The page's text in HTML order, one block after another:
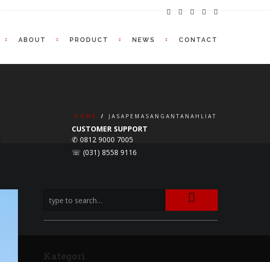
ABOUT PRODUCT NEWS CONTACT
HOME / JASAPEMASANGANTANAHLIAT
CUSTOMER SUPPORT
✆ 0812 9000 7005
☏ (031) 8558 9116
Kategori